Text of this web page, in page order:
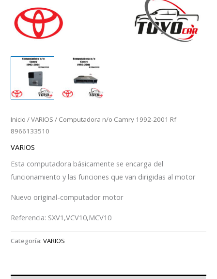
Inicio /VARIOS / Computadora n/o Camry 1992-2001 Rf
8966133510
VARIOS
Esta computadora básicamente se encarga del
funcionamiento y las funciones que van dirigidas al motor
Nuevo original-computador motor
Referencia: SXV1,VCV10,MCV10
Categoría:VARIOS